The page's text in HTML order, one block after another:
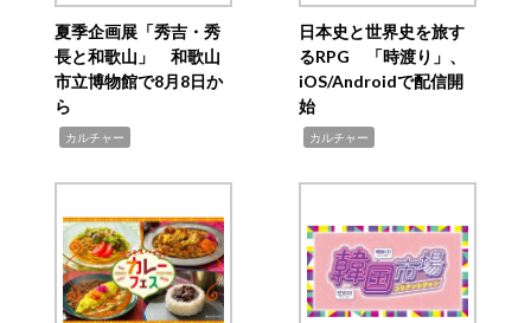
夏季企画展「秀吉・秀
長と和歌山」 和歌山
市立博物館で8月8日か
ら
カルチャー
日本史と世界史を旅す
るRPG 「時渡り」、
iOS/Androidで配信開
始
カルチャー